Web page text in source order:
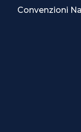
Convenzioni